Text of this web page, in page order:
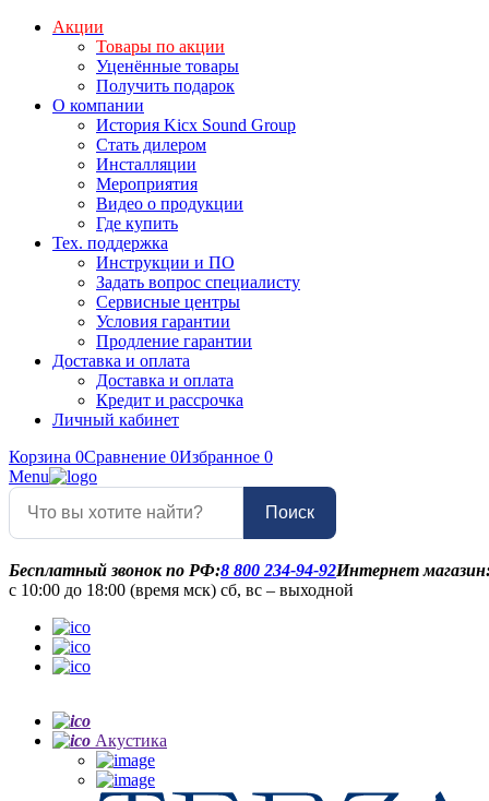
Акции
Товары по акции
Уценённые товары
Получить подарок
О компании
История Kicx Sound Group
Стать дилером
Инсталляции
Мероприятия
Видео о продукции
Где купить
Тех. поддержка
Инструкции и ПО
Задать вопрос специалисту
Сервисные центры
Условия гарантии
Продление гарантии
Доставка и оплата
Доставка и оплата
Кредит и рассрочка
Личный кабинет
Корзина 0Сравнение 0Избранное 0
Бесплатный звонок по РФ:8 800 234-94-92Интернет
с 10:00 до 18:00 (время мск) сб, вс – выходной
Menu
Поиск
Акустика